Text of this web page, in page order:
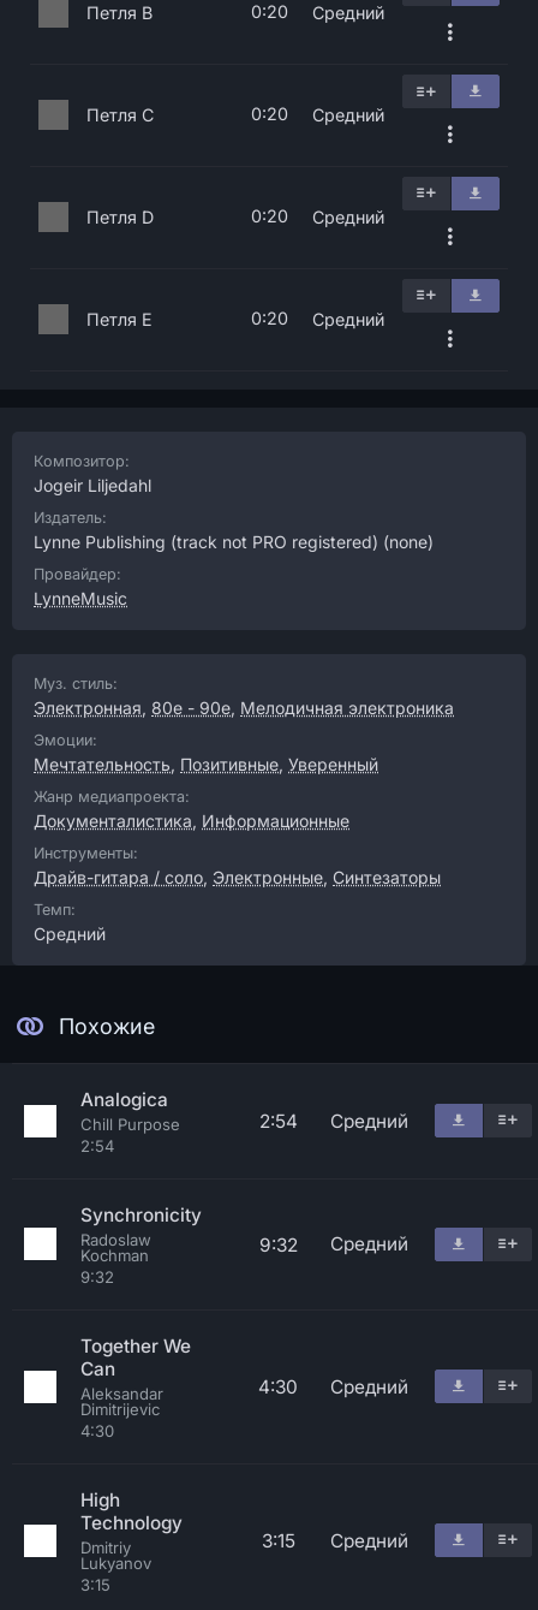
Петля B 0:20 Средний
Петля C 0:20 Средний
Петля D 0:20 Средний
Петля E 0:20 Средний
Композитор:
Jogeir Liljedahl
Издатель:
Lynne Publishing (track not PRO registered) (none)
Провайдер:
LynneMusic
Муз. стиль:
Электронная, 80е - 90е, Мелодичная электроника
Эмоции:
Мечтательность, Позитивные, Уверенный
Жанр медиапроекта:
Документалистика, Информационные
Инструменты:
Драйв-гитара / соло, Электронные, Синтезаторы
Темп:
Средний
Похожие
Analogica
Chill Purpose
2:54
2:54 Средний
Synchronicity
Radoslaw
Kochman
9:32
9:32 Средний
Together We
Can
Aleksandar
Dimitrijevic
4:30
4:30 Средний
High
Technology
Dmitriy
Lukyanov
3:15
3:15 Средний